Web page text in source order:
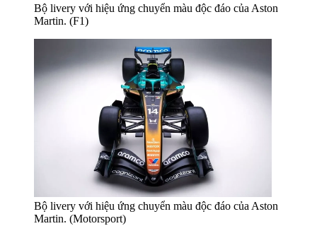
Bộ livery với hiệu ứng chuyển màu độc đáo của Aston
Martin. (F1)
Bộ livery với hiệu ứng chuyển màu độc đáo của Aston
Martin. (Motorsport)